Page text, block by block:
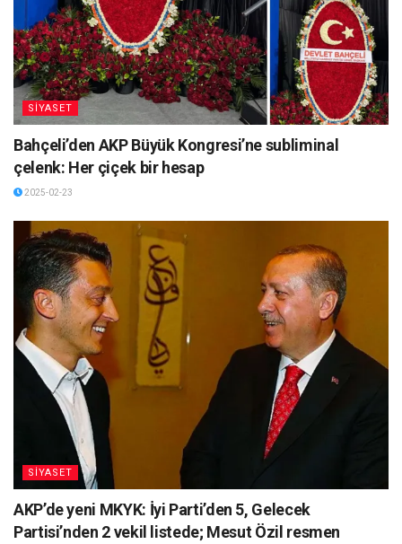
SİYASET
Bahçeli’den AKP Büyük Kongresi’ne subliminal
çelenk: Her çiçek bir hesap
2025-02-23
SİYASET
AKP’de yeni MKYK: İyi Parti’den 5, Gelecek
Partisi’nden 2 vekil listede; Mesut Özil resmen